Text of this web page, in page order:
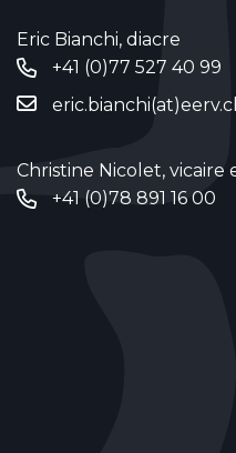
Eric Bianchi, diacre
+41 (0)77 527 40 99
Christine Nicolet, vicaire
+41 (0)78 891 16 00